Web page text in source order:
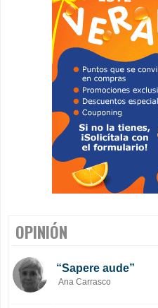
OPINIÓN
“Sapere aude”
Ana Carrasco